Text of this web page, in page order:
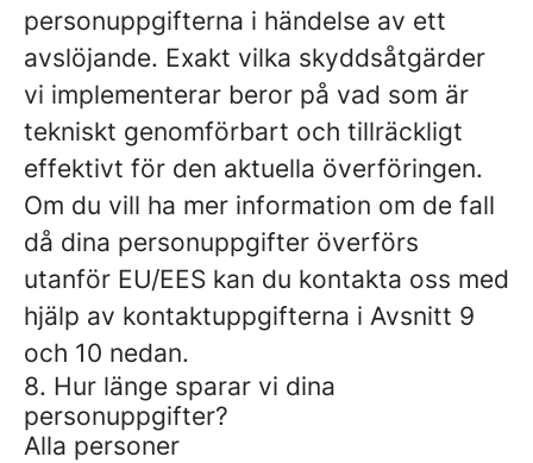
personuppgifterna i händelse av ett
avslöjande. Exakt vilka skyddsåtgärder
vi implementerar beror på vad som är
tekniskt genomförbart och tillräckligt
effektivt för den aktuella överföringen.
Om du vill ha mer information om de fall
då dina personuppgifter överförs
utanför EU/EES kan du kontakta oss med
hjälp av kontaktuppgifterna i Avsnitt 9
och 10 nedan.
8. Hur länge sparar vi dina
personuppgifter?
Alla personer